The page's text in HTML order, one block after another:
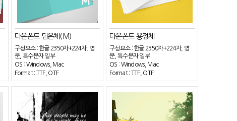
다온폰트 담은체(M)
구성요소 : 한글 2350자+224자, 영
문, 특수문자 일부
OS : Windows, Mac
Format : TTF, OTF
다온폰트 용정체
구성요소 : 한글 2350자+224자, 영
문, 특수문자 일부
OS : Windows, Mac
Format : TTF, OTF